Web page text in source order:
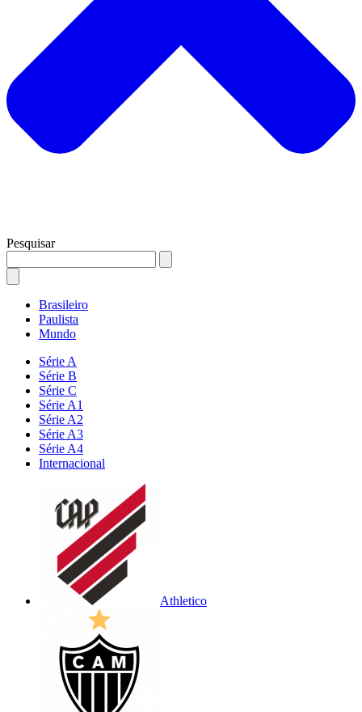
Pesquisar
Brasileiro
Paulista
Mundo
Série A
Série B
Série C
Série A1
Série A2
Série A3
Série A4
Internacional
Athletico